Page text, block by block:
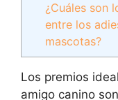
¿Cuáles son
entre los
mascotas?
Los premios
amigo canino